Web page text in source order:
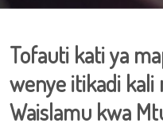
Tofauti kati ya
wenye itikadi kali
Waislamu kwa